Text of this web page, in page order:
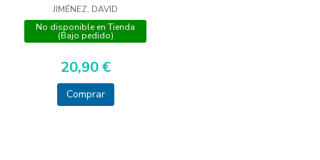
JIMÉNEZ, DAVID
No disponible en Tienda
(Bajo pedido)
20,90 €
Comprar